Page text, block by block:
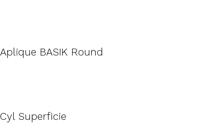
Aplique BASIK Round
Cyl Superficie